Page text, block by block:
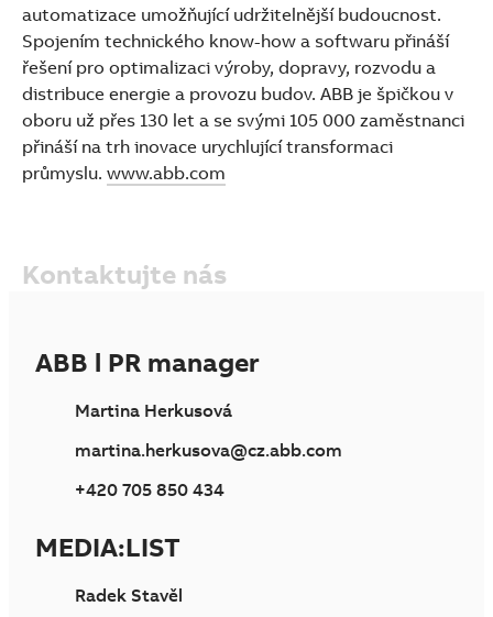
automatizace umožňující udržitelnější budoucnost.
Spojením technického know-how a softwaru přináší
řešení pro optimalizaci výroby, dopravy, rozvodu a
distribuce energie a provozu budov. ABB je špičkou v
oboru už přes 130 let a se svými 105 000 zaměstnanci
přináší na trh inovace urychlující transformaci
průmyslu. www.abb.com
Kontaktujte nás
ABB l PR manager
Martina Herkusová
martina.herkusova@cz.abb.com
+420 705 850 434
MEDIA:LIST
Radek Stavěl